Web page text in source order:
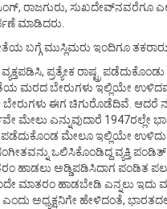
ಸುಖದೇವ್‌ನವರೆಗೂ ಎಲ್ಲ
ಮಾಡಿದರು.
ಬಗ್ಗೆ ಮುಸ್ಲಿಮರು ಇಂದಿಗೂ ತಕರಾರು
ಪ್ರತ್ಯೇಕ ರಾಷ್ಟ್ರ
ಮರದ ಬೇರುಗಳು ಇಲ್ಲಿಯೇ
ಈಗ ಚಿಗುರೊಡೆದಿವೆ. ಆದರೆ
ಎನ್ನುವುದಾರೆ 1947ರಲ್ಲೇ
ಪಡೆದುಕೊಂಡ ಮೇಲೂ ಇಲ್ಲಿಯೇ
ಒಲಿಸಿಕೊಂಡಿದ್ದ ವ್ಯಕ್ತಿ
ಅಡ್ಡಿಪಡಿಸಿದಾಗ ಪಂಡಿತ
ಮಾತರಂ ಹಾಡಬೇಡಿ ಎನ್ನಲು
ಅಧ್ಯಕ್ಷನಿಗೇ ಹೇಳಿದಂತೆ,